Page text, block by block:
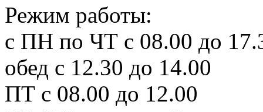
Режим работы:
с ПН по ЧТ с 08.00 до
обед с 12.30 до 14.00
ПТ с 08.00 до 12.00